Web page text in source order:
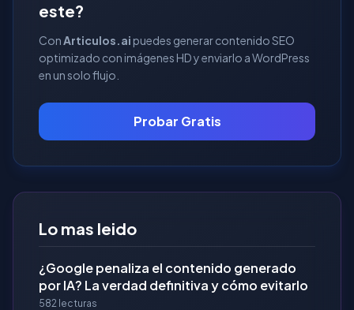
este?
ConArticulos.ai puedes generar contenido SEO
optimizado con imágenes HD y enviarlo a WordPress
en un solo flujo.
Probar Gratis
Lo mas leido
¿Google penaliza el contenido generado
por IA? La verdad definitiva y cómo evitarlo
582 lecturas